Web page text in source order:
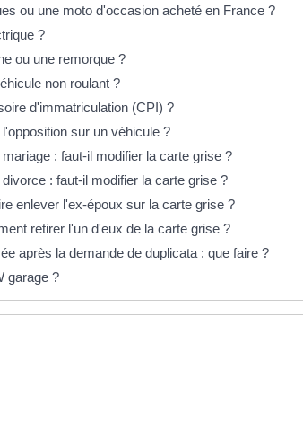
ou une moto d'occasion acheté en France ?
?
ou une remorque ?
non roulant ?
d'immatriculation (CPI) ?
sur un véhicule ?
: faut-il modifier la carte grise ?
: faut-il modifier la carte grise ?
enlever l'ex-époux sur la carte grise ?
retirer l'un d'eux de la carte grise ?
après la demande de duplicata : que faire ?
garage ?